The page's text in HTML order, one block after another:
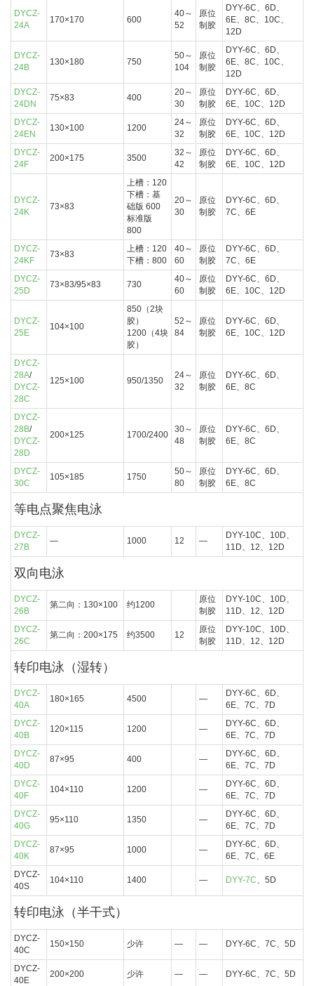
DYCZ-
24A
170×170 600
40～
52
原位
制胶
DYY-6C、6D、
6E、8C、10C、
12D
DYCZ-
24B
130×180 750
50～
104
原位
制胶
DYY-6C、6D、
6E、8C、10C、
12D
DYCZ-
24DN
75×83 400
20～
30
原位
制胶
DYY-6C、6D、
6E、10C、12D
DYCZ-
24EN
130×100 1200
24～
32
原位
制胶
DYY-6C、6D、
6E、10C、12D
DYCZ-
24F
200×175 3500
32～
42
原位
制胶
DYY-6C、6D、
6E、10C、12D
DYCZ-
24K
73×83
上槽：120
下槽：基
础版 600
标准版
800
20～
30
原位
制胶
DYY-6C、6D、
7C、6E
DYCZ-
24KF
73×83
上槽：120
下槽：800
40～
60
原位
制胶
DYY-6C、6D、
7C、6E
DYCZ-
25D
73×83/95×83 730
40～
60
原位
制胶
DYY-6C、6D、
6E、10C、12D
DYCZ-
25E
104×100
850（2块
胶）
1200（4块
胶）
52～
84
原位
制胶
DYY-6C、6D、
6E、10C、12D
DYCZ-
28A/
DYCZ-
28C
125×100 950/1350
24～
32
原位
制胶
DYY-6C、6D、
6E、8C
DYCZ-
28B/
DYCZ-
28D
200×125 1700/2400
30～
48
原位
制胶
DYY-6C、6D、
6E、8C
DYCZ-
30C
105×185 1750
50～
80
原位
制胶
DYY-6C、6D、
6E、8C
等电点聚焦电泳
DYCZ-
27B
— 1000 12 —
DYY-10C、10D、
11D、12、12D
双向电泳
DYCZ-
26B
第二向：130×100 约1200
原位
制胶
DYY-10C、10D、
11D、12、12D
DYCZ-
26C
第二向：200×175 约3500 12
原位
制胶
DYY-10C、10D、
11D、12、12D
转印电泳（湿转）
DYCZ-
40A
180×165 4500 —
DYY-6C、6D、
6E、7C、7D
DYCZ-
40B
120×115 1200 —
DYY-6C、6D、
6E、7C、7D
DYCZ-
40D
87×95 400 —
DYY-6C、6D、
6E、7C、7D
DYCZ-
40F
104×110 1200 —
DYY-6C、6D、
6E、7C、7D
DYCZ-
40G
95×110 1350 —
DYY-6C、6D、
6E、7C、7D
DYCZ-
40K
87×95 1000 —
DYY-6C、6D、
6E、7C、6E
DYCZ-
40S
104×110 1400 — DYY-7C、5D
转印电泳（半干式）
DYCZ-
40C
150×150 少许 — — DYY-6C、7C、5D
DYCZ-
40E
200×200 少许 — — DYY-6C、7C、5D